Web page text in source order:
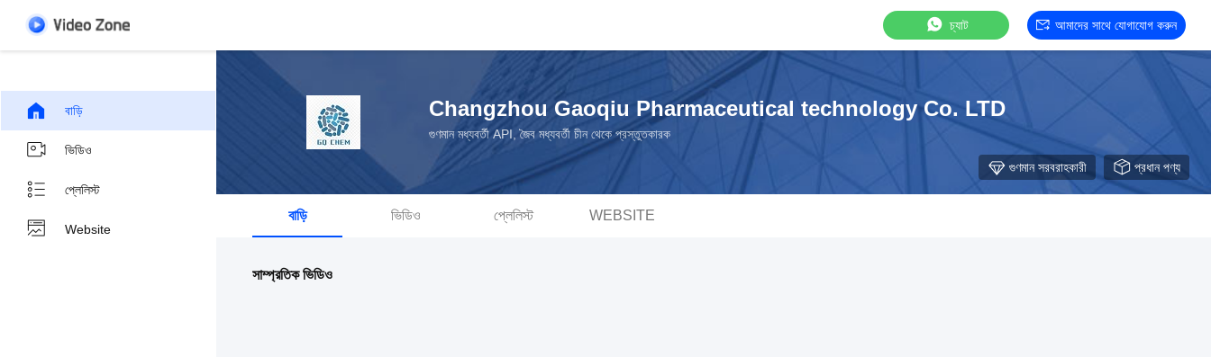
চ্যাট আমাদের সাথে যোগাযোগ করুন
বাড়ি
ভিডিও
প্লেলিস্ট
Website
Changzhou Gaoqiu Pharmaceutical technology Co. LTD
গুণমান মধ্যবর্তী API, জৈব মধ্যবর্তী চীন থেকে প্রস্তুতকারক
গুণমান সরবরাহকারী প্রধান পণ্য
বাড়ি ভিডিও প্লেলিস্ট WEBSITE
সাম্প্রতিক ভিডিও